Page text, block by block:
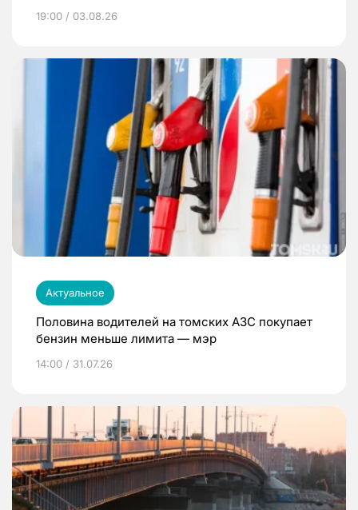
19:00 / 03.08.26
Актуальное
Половина водителей на томских АЗС покупает
бензин меньше лимита — мэр
14:00 / 31.07.26